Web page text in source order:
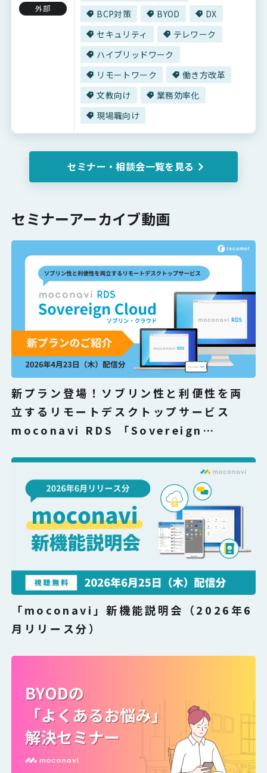
外部
BCP対策
BYOD
DX
セキュリティ
テレワーク
ハイブリッドワーク
リモートワーク
働き方改革
文教向け
業務効率化
現場職向け
セミナー・相談会一覧を見る
セミナーアーカイブ動画
新プラン登場！ソブリン性と利便性を両
立するリモートデスクトップサービス
moconavi RDS 「Sovereign
「moconavi」新機能説明会（2026年6
月リリース分）